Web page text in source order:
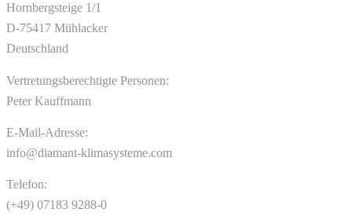
Hornbergsteige 1/1
D-75417 Mühlacker
Deutschland
Vertretungsberechtigte Personen:
Peter Kauffmann
E-Mail-Adresse:
info@diamant-klimasysteme.com
Telefon:
(+49) 07183 9288-0